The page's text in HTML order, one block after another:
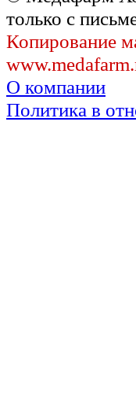
только с
Копирование
О компании
Политика в